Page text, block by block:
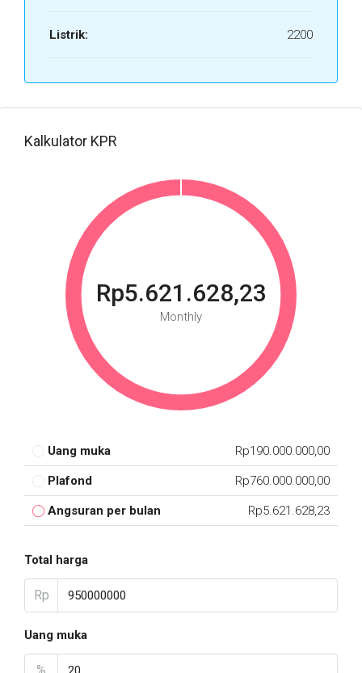
Listrik: 2200
Kalkulator KPR
Rp5.621.628,23
Monthly
Uang muka Rp190.000.000,00
Plafond Rp760.000.000,00
Angsuran per bulan Rp5.621.628,23
Total harga
Rp
Uang muka